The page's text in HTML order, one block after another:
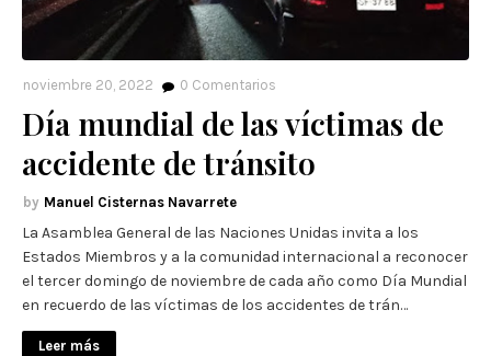
noviembre 20, 2022 0 Comentarios
Día mundial de las víctimas de
accidente de tránsito
Manuel Cisternas Navarrete
La Asamblea General de las Naciones Unidas invita a los
Estados Miembros y a la comunidad internacional a reconocer
el tercer domingo de noviembre de cada año como Día Mundial
en recuerdo de las víctimas de los accidentes de trán…
Leer más